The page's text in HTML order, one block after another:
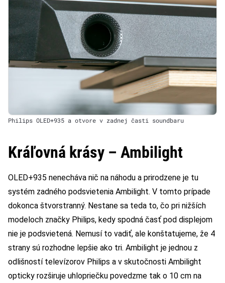
Philips OLED+935 a otvore v zadnej časti soundbaru
Kráľovná krásy – Ambilight
OLED+935 nenecháva nič na náhodu a prirodzene je tu
systém zadného podsvietenia Ambilight. V tomto prípade
dokonca štvorstranný. Nestane sa teda to, čo pri nižších
modeloch značky Philips, kedy spodná časť pod displejom
nie je podsvietená. Nemusí to vadiť, ale konštatujeme, že 4
strany sú rozhodne lepšie ako tri. Ambilight je jednou z
odlišností televízorov Philips a v skutočnosti Ambilight
opticky rozširuje uhlopriečku povedzme tak o 10 cm na